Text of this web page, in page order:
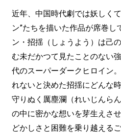
近年、中国時代劇では妖しく
ン”たちを描いた作品が席巻し
ン・招揺（しょうよう）は己
む未だかつて見たことのない
代のスーパーダークヒロイン
れないと決めた招揺にどんな
守りぬく厲塵瀾（れいじんら
の中に密かな想いを芽生えさ
どかしさと困難を乗り越える